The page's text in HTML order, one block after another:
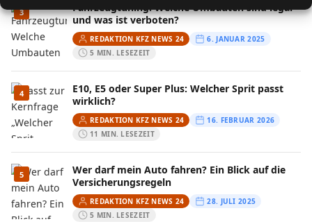
3
Fahrzeugtuning: Welche Umbauten sind legal
und was ist verboten?
REDAKTION KFZ NEWS 24
6. JANUAR 2025
5 MIN. LESEZEIT
4
E10, E5 oder Super Plus: Welcher Sprit passt
wirklich?
REDAKTION KFZ NEWS 24
16. FEBRUAR 2026
11 MIN. LESEZEIT
5
Wer darf mein Auto fahren? Ein Blick auf die
Versicherungsregeln
REDAKTION KFZ NEWS 24
28. JULI 2025
5 MIN. LESEZEIT